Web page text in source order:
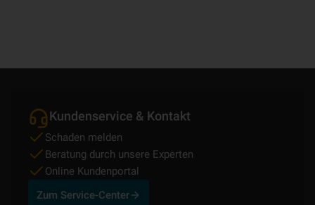
Kundenservice & Kontakt
Schaden melden
Beratung durch unsere Experten
Online Kundenportal
Zum Service-Center